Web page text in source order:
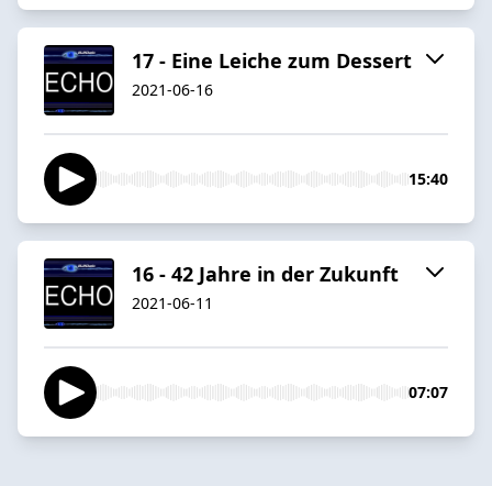
17 - Eine Leiche zum Dessert
2021-06-16
15:40
16 - 42 Jahre in der Zukunft
2021-06-11
07:07